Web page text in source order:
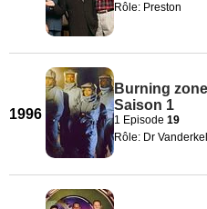
Rôle: Preston
1996
Burning
Saison 1
1 Episode 19
Rôle: Dr